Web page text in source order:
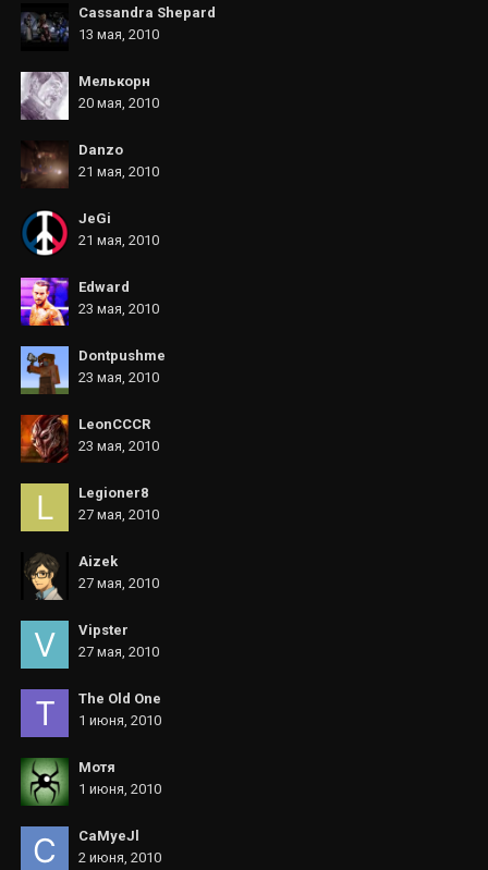
Cassandra Shepard
13 мая, 2010
Мелькорн
20 мая, 2010
Danzo
21 мая, 2010
JeGi
21 мая, 2010
Edward
23 мая, 2010
Dontpushme
23 мая, 2010
LeonCCCR
23 мая, 2010
Legioner8
27 мая, 2010
Aizek
27 мая, 2010
Vipster
27 мая, 2010
The Old One
1 июня, 2010
Мотя
1 июня, 2010
CaMyeJl
2 июня, 2010